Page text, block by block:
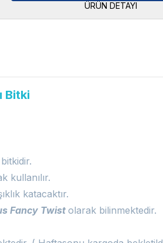
ÜRÜN DETAYI
Bitki
kullanılır.
katacaktır.
Fancy Twist olarak bilinmektedir.